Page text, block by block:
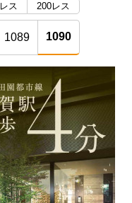
ス 200レス
1089 1090